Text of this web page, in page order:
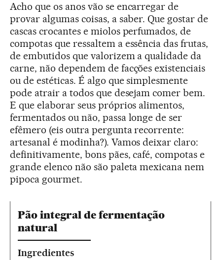
Acho que os anos vão se encarregar de
provar algumas coisas, a saber. Que gostar de
cascas crocantes e miolos perfumados, de
compotas que ressaltem a essência das frutas,
de embutidos que valorizem a qualidade da
carne, não dependem de facções existenciais
ou de estéticas. É algo que simplesmente
pode atrair a todos que desejam comer bem.
E que elaborar seus próprios alimentos,
fermentados ou não, passa longe de ser
efêmero (eis outra pergunta recorrente:
artesanal é modinha?). Vamos deixar claro:
definitivamente, bons pães, café, compotas e
grande elenco não são paleta mexicana nem
pipoca gourmet.
Pão integral de fermentação
natural
Ingredientes